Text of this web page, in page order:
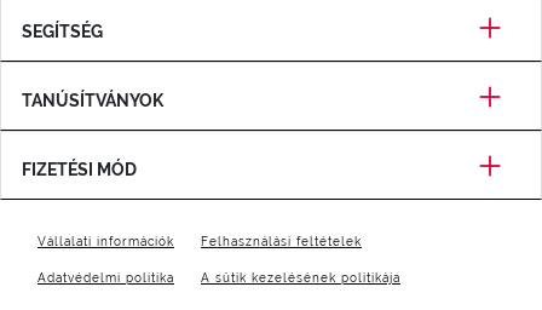
SEGÍTSÉG
TANÚSÍTVÁNYOK
FIZETÉSI MÓD
Vállalati információk Felhasználási feltételek
Adatvédelmi politika A sütik kezelésének politikája